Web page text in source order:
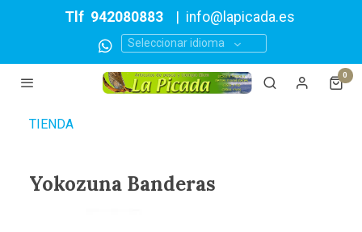
Tlf 942080883 info@lapicada.es
Seleccionar idioma
0
TIENDA
Yokozuna Banderas